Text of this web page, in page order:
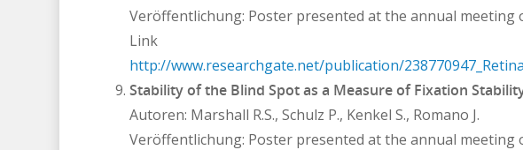
Veröffentlichung: Poster presented at the annual meeting
Link
http://www.researchgate.net/publication/
Stability of the Blind Spot as a Measure of Fixation
Autoren: Marshall R.S., Schulz P., Kenkel S., Romano J.
Veröffentlichung: Poster presented at the annual meeting